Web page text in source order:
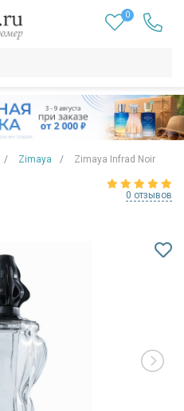
0
Zimaya Zimaya Infrad Noir
0 отзывов